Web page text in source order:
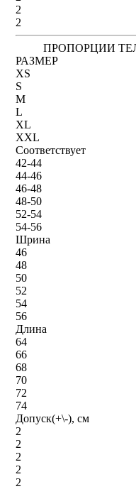
2
2
ПРОПОРЦИИ
РАЗМЕР
XS
S
M
L
XL
XXL
Соответствует
42-44
44-46
46-48
48-50
52-54
54-56
Шрина
46
48
50
52
54
56
Длина
64
66
68
70
72
74
Допуск(+\-), см
2
2
2
2
2